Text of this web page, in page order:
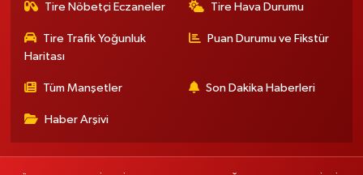
Tire Nöbetçi Eczaneler Tire Hava Durumu
Tire Trafik Yoğunluk
Haritası
Puan Durumu ve Fikstür
Tüm Manşetler Son Dakika Haberleri
Haber Arşivi